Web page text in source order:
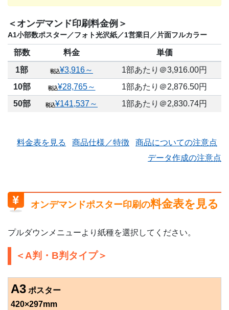
＜オンデマンド印刷料金例＞
A1小部数ポスター／フォト光沢紙／1営業日／片面フルカラー
部数 料金
単価
1部
¥3,916～
1部あたり＠3,916.00円
10部
¥28,765～
1部あたり＠2,876.50円
50部
¥141,537～ 1部あたり＠2,830.74円
料金表を見る 商品仕様／特徴
商品についての注意点
データ作成の注意点
オンデマンドポスター印刷の料金表を見る
プルダウンメニューより紙種を選択してください。
＜A判・B判タイプ＞
A3ポスター
420×297mm